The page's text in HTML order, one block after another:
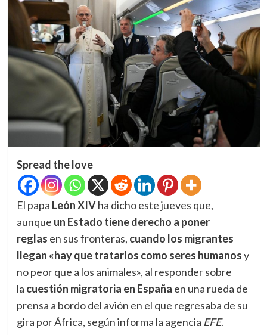
Spread the love
El papa León XIVha dicho este jueves que,
aunque un Estado tiene derecho a poner
reglas en sus fronteras, cuando los migrantes
llegan «hay que tratarlos como seres humanosy
no peor que a los animales», al responder sobre
la cuestión migratoria en España en una rueda de
prensa a bordo del avión en el que regresaba de su
gira por África, según informa la agencia EFE.